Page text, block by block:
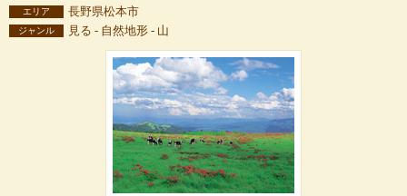
エリア 長野県松本市
ジャンル 見る - 自然地形 - 山